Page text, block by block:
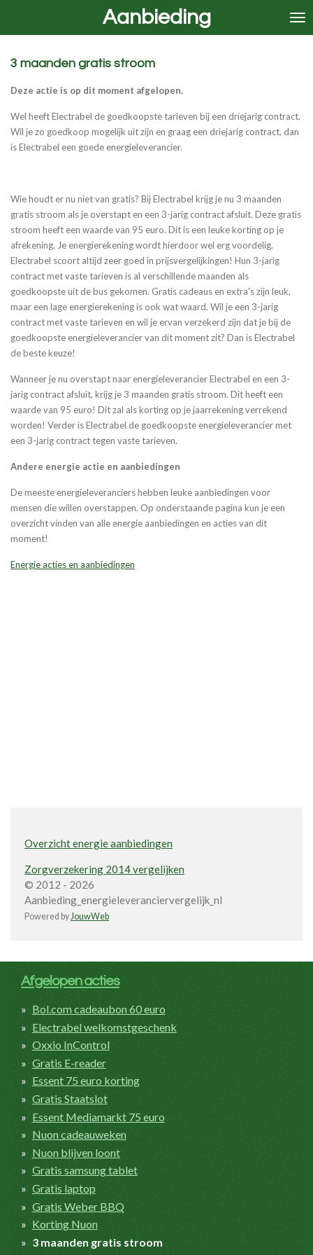
de
Aanbieding
3 maanden gratis stroom
Deze actie is op dit moment afgelopen.
Wel heeft Electrabel de goedkoopste tarieven bij een driejarig contract.
Wil je zo goedkoop mogelijk uit zijn en graag een driejarig contract, dan
is Electrabel een goede energieleverancier.
Wie houdt er nu niet van gratis? Bij Electrabel krijg je nu 3 maanden
gratis stroom als je overstapt en een 3-jarig contract afsluit. Deze gratis
stroom heeft een waarde van 95 euro. Dit is een leuke korting op je
afrekening. Je energierekening wordt hierdoor wel erg voordelig.
Electrabel scoort altijd zeer goed in prijsvergelijkingen! Hun 3-jarig
contract met vaste tarieven is al verschillende maanden als
goedkoopste uit de bus gekomen. Gratis cadeaus en extra's zijn leuk,
maar een lage energierekening is ook wat waard. Wil je een 3-jarig
contract met vaste tarieven en wil je ervan verzekerd zijn dat je bij de
goedkoopste energieleverancier van dit moment zit? Dan is Electrabel
de beste keuze!
Wanneer je nu overstapt naar energieleverancier Electrabel en een 3-
jarig contract afsluit, krijg je 3 maanden gratis stroom. Dit heeft een
waarde van 95 euro! Dit zal als korting op je jaarrekening verrekend
worden! Verder is Electrabel de goedkoopste energieleverancier met
een 3-jarig contract tegen vaste tarieven.
Andere energie actie en aanbiedingen
De meeste energieleveranciers hebben leuke aanbiedingen voor
mensen die willen overstappen. Op onderstaande pagina kun je een
overzicht vinden van alle energie aanbiedingen en acties van dit
moment!
Energie acties en aanbiedingen
Overzicht energie aanbiedingen
Zorgverzekering 2014 vergelijken
© 2012 - 2026
Aanbieding_energieleveranciervergelijk_nl
Powered byJouwWeb
Afgelopen acties
Bol.com cadeaubon 60 euro
Electrabel welkomstgeschenk
Oxxio InControl
Gratis E-reader
Essent 75 euro korting
Gratis Staatslot
Essent Mediamarkt 75 euro
Nuon cadeauweken
Nuon blijven loont
Gratis samsung tablet
Gratis laptop
Gratis Weber BBQ
Korting Nuon
3 maanden gratis stroom